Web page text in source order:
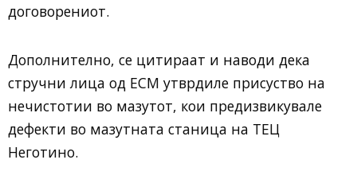
договорениот.
Дополнително, се цитираат и наводи дека
стручни лица од ЕСМ утврдиле присуство на
нечистотии во мазутот, кои предизвикувале
дефекти во мазутната станица на ТЕЦ
Неготино.